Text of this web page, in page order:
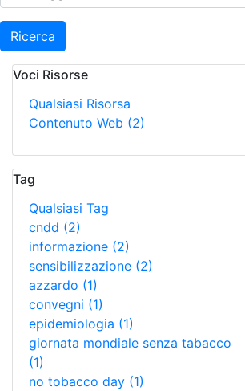
Ricerca
Voci Risorse
Qualsiasi Risorsa
Contenuto Web (2)
Tag
Qualsiasi Tag
cndd (2)
informazione (2)
sensibilizzazione (2)
azzardo (1)
convegni (1)
epidemiologia (1)
giornata mondiale senza tabacco
(1)
no tobacco day (1)